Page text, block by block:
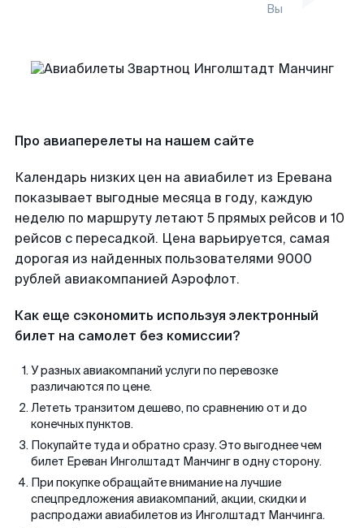
Вы
Про авиаперелеты на нашем сайте
Календарь низких цен на авиабилет из Еревана
показывает выгодные месяца в году, каждую
неделю по маршруту летают 5 прямых рейсов и 10
рейсов с пересадкой. Цена варьируется, самая
дорогая из найденных пользователями 9000
рублей авиакомпанией Аэрофлот.
Как еще сэкономить используя электронный
билет на самолет без комиссии?
У разных авиакомпаний услуги по перевозке
различаются по цене.
Лететь транзитом дешево, по сравнению от и до
конечных пунктов.
Покупайте туда и обратно сразу. Это выгоднее чем
билет Ереван Инголштадт Манчинг в одну сторону.
При покупке обращайте внимание на лучшие
спецпредложения авиакомпаний, акции, скидки и
распродажи авиабилетов из Инголштадт Манчинга.